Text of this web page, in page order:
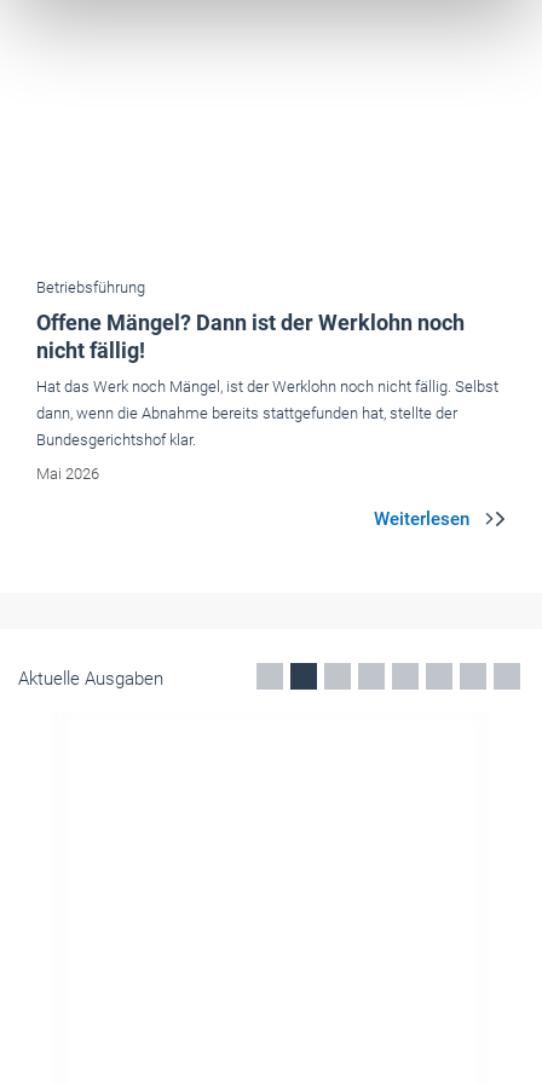
Bundesgerichtshof klar.
Mai 2026